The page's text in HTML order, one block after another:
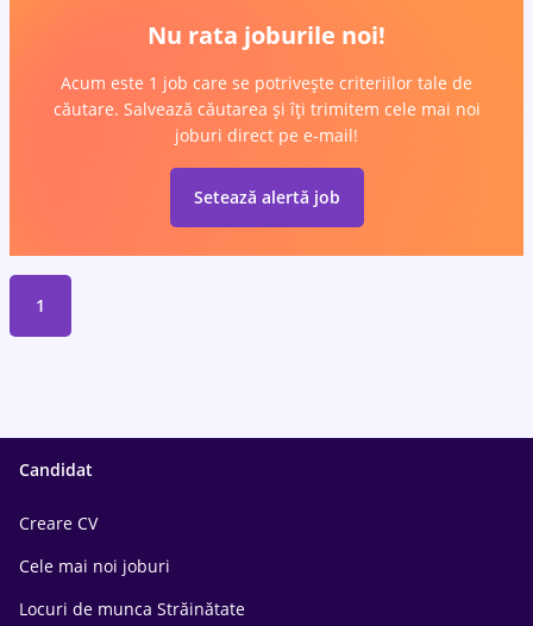
Nu rata joburile noi!
Acum este 1 job care se potrivește criteriilor tale de
căutare. Salvează căutarea și îți trimitem cele mai noi
joburi direct pe e-mail!
Setează alertă job
1
Candidat
Creare CV
Cele mai noi joburi
Locuri de munca Străinătate